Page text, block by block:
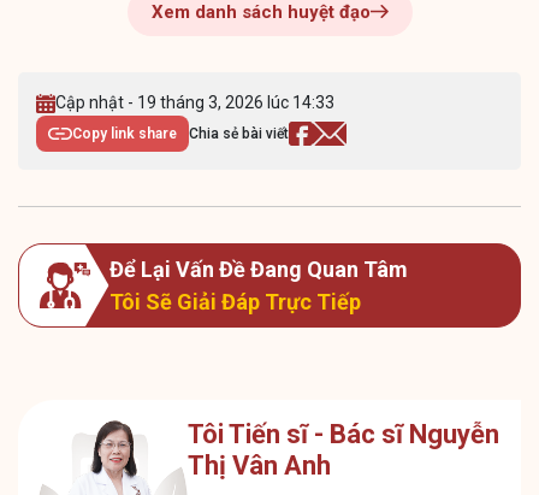
Xem danh sách huyệt đạo
Cập nhật - 19 tháng 3, 2026 lúc 14:33
Copy link share Chia sẻ bài viết
Để Lại Vấn Đề Đang Quan Tâm
Tôi Sẽ Giải Đáp Trực Tiếp
Tôi Tiến sĩ - Bác sĩ Nguyễn
Thị Vân Anh